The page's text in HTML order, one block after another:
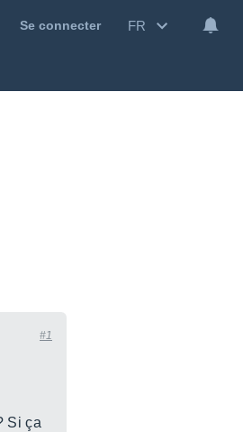
Se connecter FR
#1
Si ça